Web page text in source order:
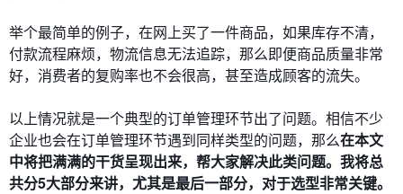
举个最简单的例子，在网上买了一件商品，如果库存不清，
付款流程麻烦，物流信息无法追踪，那么即便商品质量非常
好，消费者的复购率也不会很高，甚至造成顾客的流失。
以上情况就是一个典型的订单管理环节出了问题。相信不少
企业也会在订单管理环节遇到同样类型的问题，那么在本文
中将把满满的干货呈现出来，帮大家解决此类问题。我将总
共分5大部分来讲，尤其是最后一部分，对于选型非常关键。